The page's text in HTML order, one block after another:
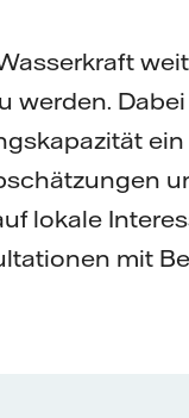
werden.
lokale
mit